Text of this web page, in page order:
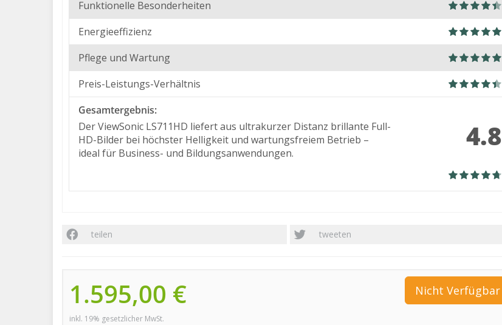
Funktionelle Besonderheiten
Energieeffizienz
Pflege und Wartung
Preis-Leistungs-Verhältnis
Gesamtergebnis:
Der ViewSonic LS711HD liefert aus ultrakurzer Distanz brillante Full-
HD-Bilder bei höchster Helligkeit und wartungsfreiem Betrieb –
ideal für Business- und Bildungsanwendungen.
4.8
teilen tweeten
1.595,00 €
inkl. 19% gesetzlicher MwSt.
Nicht Verfügbar